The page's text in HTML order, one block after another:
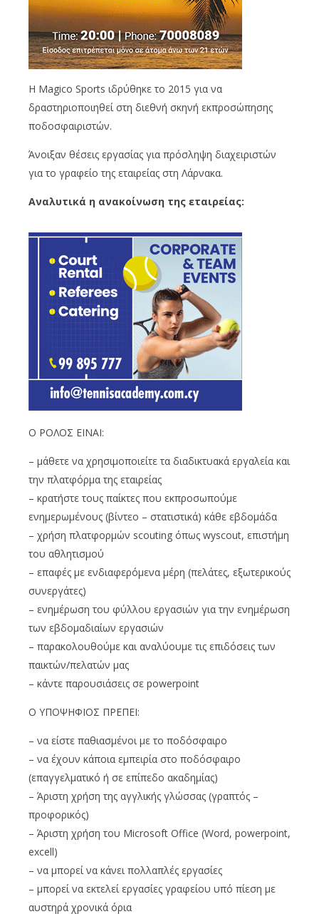
Η Magico Sports ιδρύθηκε το 2015 για να
δραστηριοποιηθεί στη διεθνή σκηνή εκπροσώπησης
ποδοσφαιριστών.
Άνοιξαν θέσεις εργασίας για πρόσληψη διαχειριστών
για το γραφείο της εταιρείας στη Λάρνακα.
Αναλυτικά η ανακοίνωση της εταιρείας:
Ο ΡΟΛΟΣ ΕΙΝΑΙ:
– μάθετε να χρησιμοποιείτε τα διαδικτυακά εργαλεία και
την πλατφόρμα της εταιρείας
– κρατήστε τους παίκτες που εκπροσωπούμε
ενημερωμένους (βίντεο – στατιστικά) κάθε εβδομάδα
– χρήση πλατφορμών scouting όπως wyscout, επιστήμη
του αθλητισμού
– επαφές με ενδιαφερόμενα μέρη (πελάτες, εξωτερικούς
συνεργάτες)
– ενημέρωση του φύλλου εργασιών για την ενημέρωση
των εβδομαδιαίων εργασιών
– παρακολουθούμε και αναλύουμε τις επιδόσεις των
παικτών/πελατών μας
– κάντε παρουσιάσεις σε powerpoint
Ο ΥΠΟΨΗΦΙΟΣ ΠΡΕΠΕΙ:
– να είστε παθιασμένοι με το ποδόσφαιρο
– να έχουν κάποια εμπειρία στο ποδόσφαιρο
(επαγγελματικό ή σε επίπεδο ακαδημίας)
– Άριστη χρήση της αγγλικής γλώσσας (γραπτός –
προφορικός)
– Άριστη χρήση του Microsoft Office (Word, powerpoint,
excell)
– να μπορεί να κάνει πολλαπλές εργασίες
– μπορεί να εκτελεί εργασίες γραφείου υπό πίεση με
αυστηρά χρονικά όρια